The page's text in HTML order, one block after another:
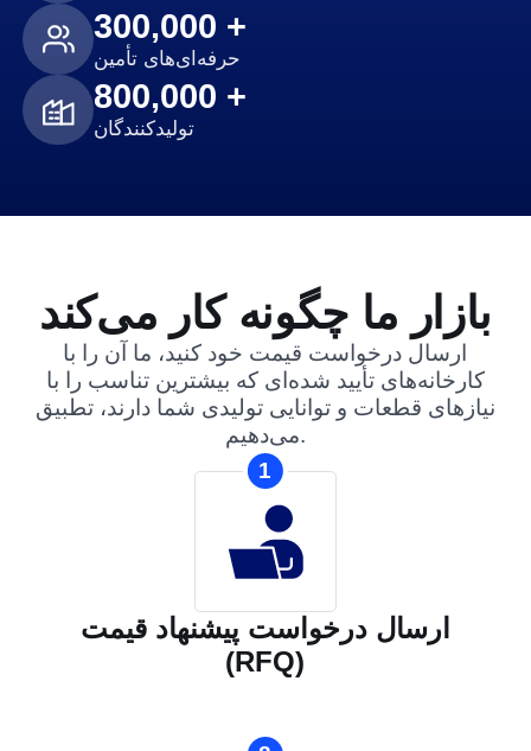
300,000 +
حرفه‌ای‌های تأمین
800,000 +
تولیدکنندگان
بازار ما چگونه کار می‌کند
ارسال درخواست قیمت خود کنید، ما آن را با
کارخانه‌های تأیید شده‌ای که بیشترین تناسب را با
نیازهای قطعات و توانایی تولیدی شما دارند، تطبیق
می‌دهیم.
1
ارسال درخواست پیشنهاد قیمت
(RFQ)